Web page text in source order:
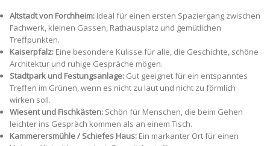
Altstadt von Forchheim: Ideal für einen ersten Spaziergang zwischen
Fachwerk, kleinen Gassen, Rathausplatz und gemütlichen
Treffpunkten.
Kaiserpfalz: Eine besondere Kulisse für alle, die Geschichte, schöne
Architektur und ruhige Gespräche mögen.
Stadtpark und Festungsanlage: Gut geeignet für ein entspanntes
Treffen im Grünen, wenn es nicht zu laut und nicht zu förmlich
wirken soll.
Wiesent und Fischkästen: Schön für Menschen, die beim Gehen
leichter ins Gespräch kommen als an einem Tisch.
Kammerersmühle / Schiefes Haus: Ein markanter Ort für einen